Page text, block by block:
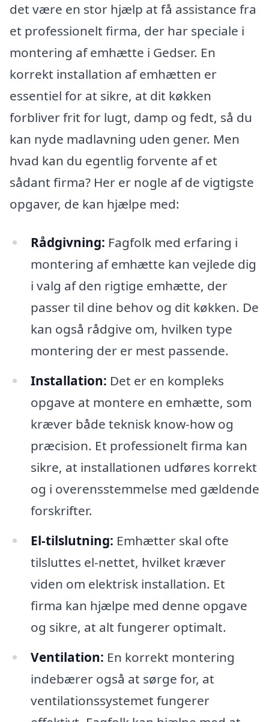
det være en stor hjælp at få assistance fra
et professionelt firma, der har speciale i
montering af emhætte i Gedser. En
korrekt installation af emhætten er
essentiel for at sikre, at dit køkken
forbliver frit for lugt, damp og fedt, så du
kan nyde madlavning uden gener. Men
hvad kan du egentlig forvente af et
sådant firma? Her er nogle af de vigtigste
opgaver, de kan hjælpe med:
Rådgivning: Fagfolk med erfaring i
montering af emhætte kan vejlede dig
i valg af den rigtige emhætte, der
passer til dine behov og dit køkken. De
kan også rådgive om, hvilken type
montering der er mest passende.
Installation: Det er en kompleks
opgave at montere en emhætte, som
kræver både teknisk know-how og
præcision. Et professionelt firma kan
sikre, at installationen udføres korrekt
og i overensstemmelse med gældende
forskrifter.
El-tilslutning: Emhætter skal ofte
tilsluttes el-nettet, hvilket kræver
viden om elektrisk installation. Et
firma kan hjælpe med denne opgave
og sikre, at alt fungerer optimalt.
Ventilation: En korrekt montering
indebærer også at sørge for, at
ventilationssystemet fungerer